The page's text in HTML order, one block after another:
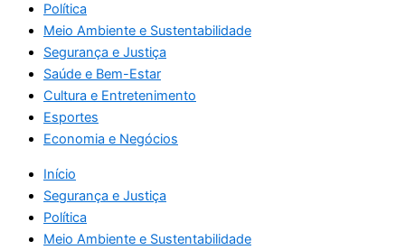
Política
Meio Ambiente e Sustentabilidade
Segurança e Justiça
Saúde e Bem-Estar
Cultura e Entretenimento
Esportes
Economia e Negócios
Início
Segurança e Justiça
Política
Meio Ambiente e Sustentabilidade